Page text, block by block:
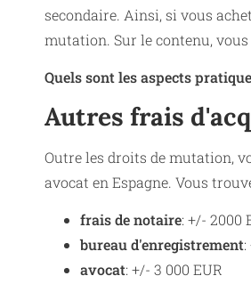
secondaire. Ainsi, si vous
mutation. Sur le contenu,
Quels sont les aspects
Autres frais
Outre les droits de mutation,
avocat en Espagne. Vous
frais de notaire: +/- 2000
bureau d'enregistrement
avocat: +/- 3 000 EUR